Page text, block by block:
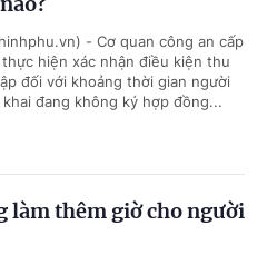
- Cơ quan công an cấp
thực hiện xác nhận điều kiện thu
đối với khoảng thời gian người
khai đang không ký hợp đồng...
làm thêm giờ cho người